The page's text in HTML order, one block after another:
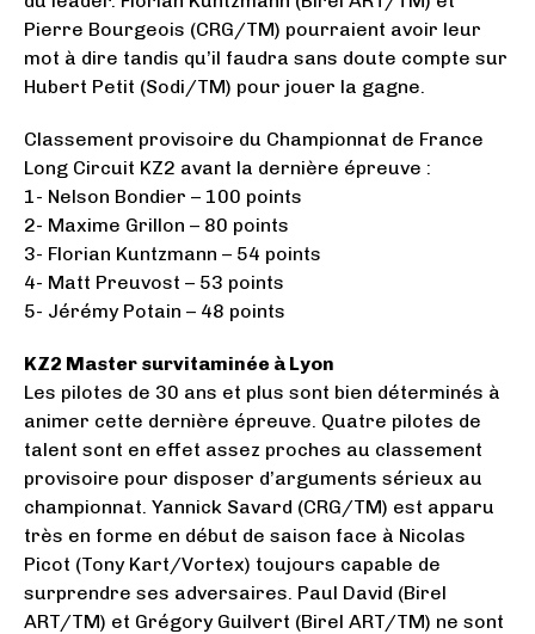
Pierre Bourgeois (CRG/TM) pourraient avoir leur
mot à dire tandis qu’il faudra sans doute compte sur
Hubert Petit (Sodi/TM) pour jouer la gagne.
Classement provisoire du Championnat de France
Long Circuit KZ2 avant la dernière épreuve :
1- Nelson Bondier – 100 points
2- Maxime Grillon – 80 points
3- Florian Kuntzmann – 54 points
4- Matt Preuvost – 53 points
5- Jérémy Potain – 48 points
KZ2 Master survitaminée à Lyon
Les pilotes de 30 ans et plus sont bien déterminés à
animer cette dernière épreuve. Quatre pilotes de
talent sont en effet assez proches au classement
provisoire pour disposer d’arguments sérieux au
championnat. Yannick Savard (CRG/TM) est apparu
très en forme en début de saison face à Nicolas
Picot (Tony Kart/Vortex) toujours capable de
surprendre ses adversaires. Paul David (Birel
ART/TM) et Grégory Guilvert (Birel ART/TM) ne sont